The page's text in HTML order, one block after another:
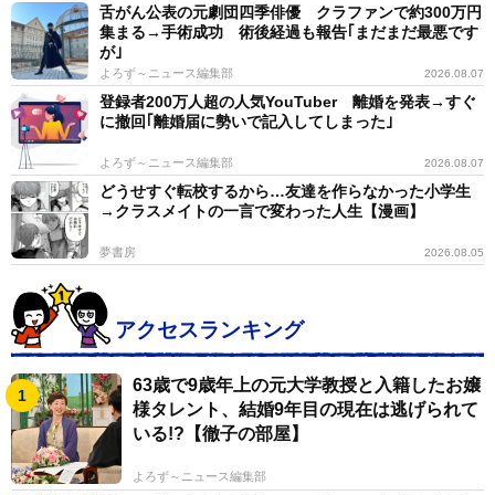
舌がん公表の元劇団四季俳優 クラファンで約300万円
集まる→手術成功 術後経過も報告｢まだまだ最悪です
が｣
よろず～ニュース編集部 2026.08.07
登録者200万人超の人気YouTuber 離婚を発表→すぐ
に撤回｢離婚届に勢いで記入してしまった｣
よろず～ニュース編集部 2026.08.07
どうせすぐ転校するから…友達を作らなかった小学生
→クラスメイトの一言で変わった人生【漫画】
夢書房 2026.08.05
アクセスランキング
63歳で9歳年上の元大学教授と入籍したお嬢
様タレント、結婚9年目の現在は逃げられて
いる!?【徹子の部屋】
よろず～ニュース編集部